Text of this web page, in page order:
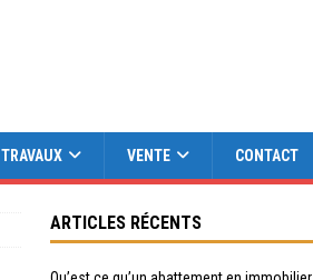
TRAVAUX VENTE CONTACT
ARTICLES RÉCENTS